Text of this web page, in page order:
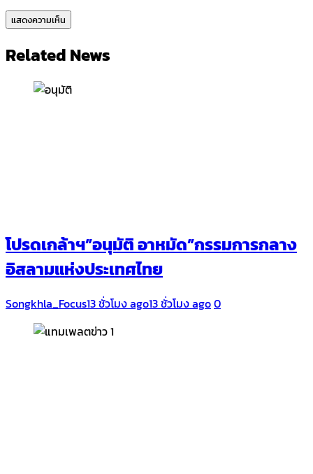
Related News
โปรดเกล้าฯ”อนุมัติ อาหมัด”กรรมการกลาง
อิสลามแห่งประเทศไทย
Songkhla_Focus13 ชั่วโมง ago13 ชั่วโมง ago0